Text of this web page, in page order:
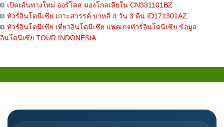
เปิดเส้นทางใหม่ ออร์โดส มองโกลเลียใน CN331101BZ
ทัวร์อินโดนีเซีย เกาะสวรรค์ บาหลี 4 วัน 3 คืน ID171301AZ
ทัวร์อินโดนีเซีย เที่ยวอินโดนีเซีย แพคเกจทัวร์อินโดนีเซีย ข้อมูล
อินโดนีเซีย TOUR INDONESIA